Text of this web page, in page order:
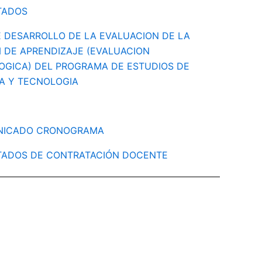
DESARROLLO DE LA EVALUACION DE LA
DE APRENDIZAJE (EVALUACION
DEL PROGRAMA DE ESTUDIOS DE
Y TECNOLOGIA
CRONOGRAMA
DE CONTRATACIÓN DOCENTE